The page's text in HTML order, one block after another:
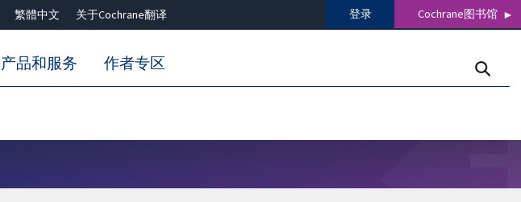
繁體中文 关于Cochrane翻译 登录 Cochrane图书馆
产品和服务 作者专区